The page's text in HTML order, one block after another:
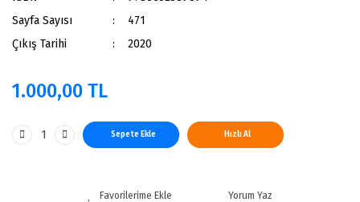
Sayfa Sayısı
471
Çıkış Tarihi
2020
1.000,00 TL
Sepete Ekle Hızlı Al
Yorum Yaz